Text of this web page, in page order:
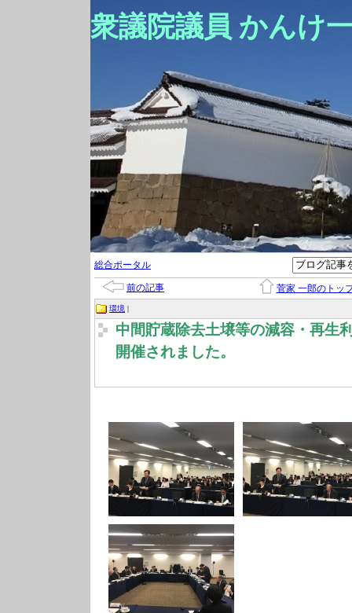
衆議院議員 かんけ
総合ポータル
前の記事 菅家 一郎のトッ
環境 |
中間貯蔵除去土壌等の減容・再生
開催されました。